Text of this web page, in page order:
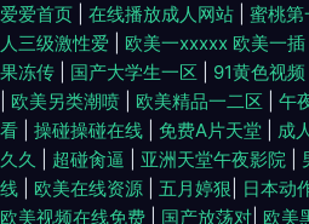
爱爱首页
在线播放成人网站 蜜桃第
人三级激性爱
欧美一xxxxx 欧美一插
果冻传
国产大学生一区 91黄色视频
欧美另类潮喷 欧美精品一二区 午
看
操碰操碰在线 免费A片天堂 成
久久
超碰肏逼 亚洲天堂午夜影院
线
欧美在线资源 五月婷狠 日本动
欧美视频在线免费
国产放荡对 欧美